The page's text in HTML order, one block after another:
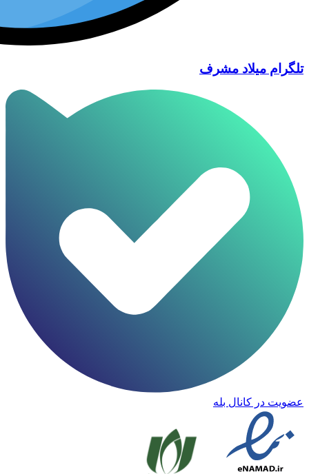
تلگرام میلاد مشرف
عضویت در کانال بله